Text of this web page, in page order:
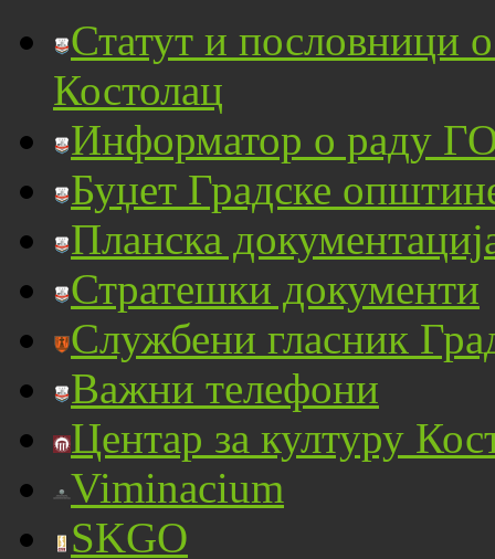
Статут и пословници
Костолац
Информатор о раду
Буџет Градске
Планска
Стратешки документи
Службени гласник
Важни телефони
Центар за културу
Viminacium
SKGO